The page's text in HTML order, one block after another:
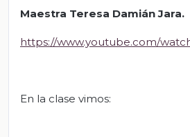
Maestra Teresa Damián Jara.
https://www.youtube.com/
En la clase vimos: